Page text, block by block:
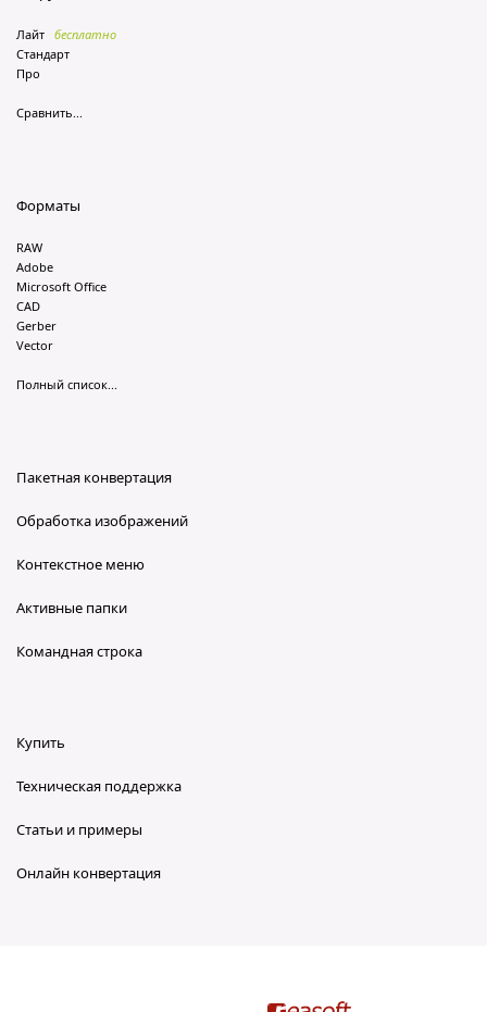
Лайт бесплатно
Стандарт
Про
Сравнить...
Форматы
RAW
Adobe
Microsoft Office
CAD
Gerber
Vector
Полный список...
Пакетная конвертация
Обработка изображений
Контекстное меню
Активные папки
Командная строка
Купить
Техническая поддержка
Статьи и примеры
Онлайн конвертация